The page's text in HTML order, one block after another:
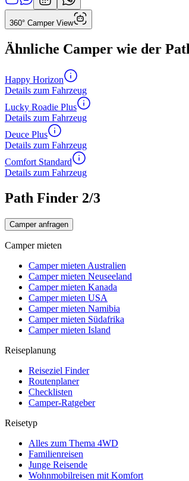
360° Camper View
Ähnliche Camper wie der
Happy Horizon
Details zum Fahrzeug
Lucky Roadie Plus
Details zum Fahrzeug
Deuce Plus
Details zum Fahrzeug
Comfort Standard
Details zum Fahrzeug
Path Finder 2/3
Camper anfragen
Camper mieten
Camper mieten Australien
Camper mieten Neuseeland
Camper mieten Kanada
Camper mieten USA
Camper mieten Namibia
Camper mieten Südafrika
Camper mieten Island
Reiseplanung
Reiseziel Finder
Routenplaner
Checklisten
Camper-Ratgeber
Reisetyp
Alles zum Thema 4WD
Familienreisen
Junge Reisende
Wohnmobilreisen mit Komfort